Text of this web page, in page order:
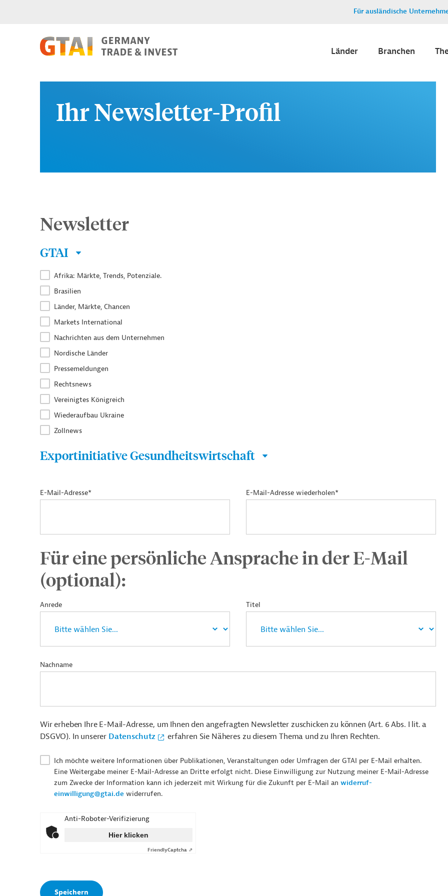
Für ausländische
Länder Branchen
Ihr Newsletter-Profil
Newsletter
GTAI
Afrika: Märkte, Trends, Potenziale.
Brasilien
Länder, Märkte, Chancen
Markets International
Nachrichten aus dem Unternehmen
Nordische Länder
Pressemeldungen
Rechtsnews
Vereinigtes Königreich
Wiederaufbau Ukraine
Zollnews
Exportinitiative Gesundheitswirtschaft
E-Mail-Adresse* E-Mail-Adresse wiederholen*
Für eine persönliche Ansprache in der E-Mail
(optional):
Anrede Titel
Nachname
Wir erheben Ihre E-Mail-Adresse, um Ihnen den angefragten Newsletter zuschicken zu können (Art. 6 Abs. I lit. a
DSGVO). In unserer Datenschutz erfahren Sie Näheres zu diesem Thema und zu Ihren Rechten.
Ich möchte weitere Informationen über Publikationen, Veranstaltungen oder Umfragen der GTAI per E-Mail erhalten.
Eine Weitergabe meiner E-Mail-Adresse an Dritte erfolgt nicht. Diese Einwilligung zur Nutzung meiner E-Mail-Adresse
zum Zwecke der Information kann ich jederzeit mit Wirkung für die Zukunft per E-Mail an widerruf-
einwilligung@gtai.de widerrufen.
Anti-Roboter-Verifizierung
Hier klicken
FriendlyCaptcha ⇗